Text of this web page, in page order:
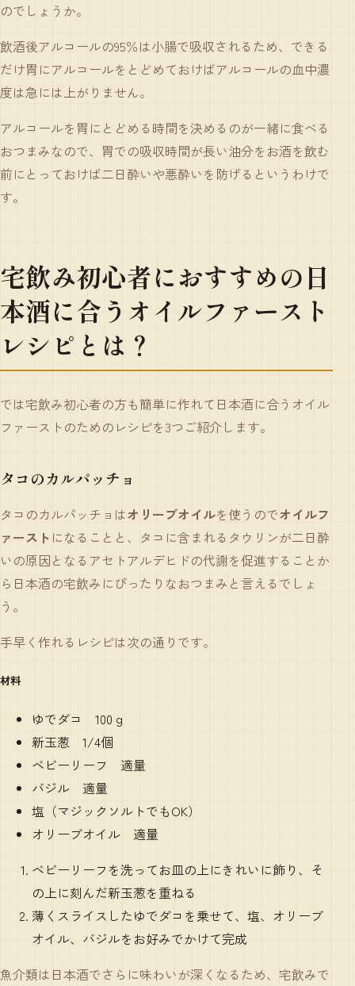
のでしょうか。
飲酒後アルコールの95％は小腸で吸収されるため、できる
だけ胃にアルコールをとどめておけばアルコールの血中濃
度は急には上がりません。
アルコールを胃にとどめる時間を決めるのが一緒に食べる
おつまみなので、胃での吸収時間が長い油分をお酒を飲む
前にとっておけば二日酔いや悪酔いを防げるというわけで
す。
宅飲み初心者におすすめの日
本酒に合うオイルファースト
レシピとは？
では宅飲み初心者の方も簡単に作れて日本酒に合うオイル
ファーストのためのレシピを3つご紹介します。
タコのカルパッチョ
タコのカルパッチョはオリーブオイルを使うのでオイルフ
ァースト になることと、タコに含まれるタウリンが二日酔
いの原因となるアセトアルデヒドの代謝を促進することか
ら日本酒の宅飲みにぴったりなおつまみと言えるでしょ
う。
手早く作れるレシピは次の通りです。
材料
ゆでダコ 100ｇ
新玉葱 1/4個
ベビーリーフ 適量
バジル 適量
塩（マジックソルトでもOK）
オリーブオイル 適量
ベビーリーフを洗ってお皿の上にきれいに飾り、そ
の上に刻んだ新玉葱を重ねる
薄くスライスしたゆでダコを乗せて、塩、オリーブ
オイル、バジルをお好みでかけて完成
魚介類は日本酒でさらに味わいが深くなるため、宅飲みで